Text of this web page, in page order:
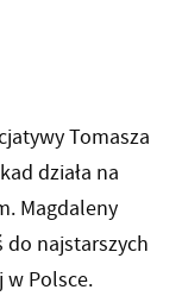
Tomasza
działa na
Magdaleny
do najstarszych
w Polsce.